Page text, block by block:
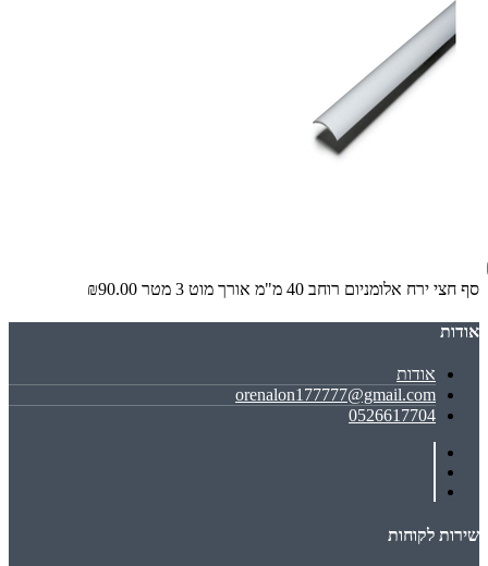
סף חצי ירח אלומניום רוחב 40 מ"מ אורך מוט 3 מטר ₪90.00
אודות
אודות
orenalon177777@gmail.com
0526617704
שירות לקוחות